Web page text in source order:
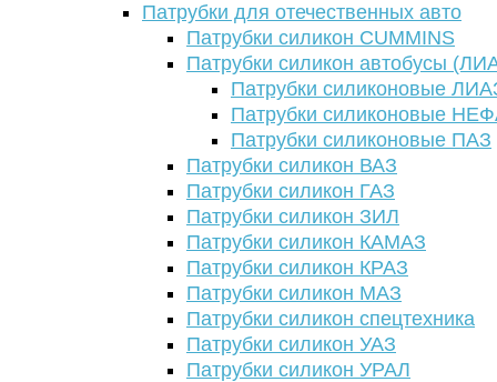
Патрубки для отечественных авто
Патрубки силикон CUMMINS
Патрубки силикон автобусы
Патрубки силиконовые
Патрубки силиконовые
Патрубки силиконовые ПАЗ
Патрубки силикон ВАЗ
Патрубки силикон ГАЗ
Патрубки силикон ЗИЛ
Патрубки силикон КАМАЗ
Патрубки силикон КРАЗ
Патрубки силикон МАЗ
Патрубки силикон спецтехника
Патрубки силикон УАЗ
Патрубки силикон УРАЛ